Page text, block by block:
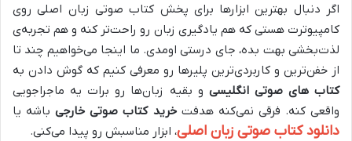
اگر دنبال بهترین ابزارها برای پخش کتاب صوتی زبان اصلی روی
کامپیوترت هستی که هم یادگیری زبان رو راحت‌تر کنه و هم تجربه‌ی
لذت‌بخشی بهت بده، جای درستی اومدی. ما اینجا می‌خواهیم چند تا
از خفن‌ترین و کاربردی‌ترین پلیرها رو معرفی کنیم که گوش دادن به
کتاب های صوتی انگلیسی و بقیه زبان‌ها رو برات یه ماجراجویی
واقعی کنه. فرقی نمی‌کنه هدفتخرید کتاب صوتی خارجیباشه یا
دانلود کتاب صوتی زبان اصلی، ابزار مناسبش رو پیدا می‌کنی.